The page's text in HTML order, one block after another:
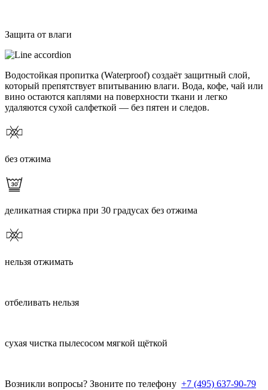
Защита от влаги
Водостойкая пропитка (Waterproof) создаёт защитный слой,
который препятствует впитыванию влаги. Вода, кофе, чай или
вино остаются каплями на поверхности ткани и легко
удаляются сухой салфеткой — без пятен и следов.
без отжима
деликатная стирка при 30 градусах без отжима
нельзя отжимать
отбеливать нельзя
сухая чистка пылесосом мягкой щёткой
Возникли вопросы? Звоните по телефону +7 (495) 637-90-79